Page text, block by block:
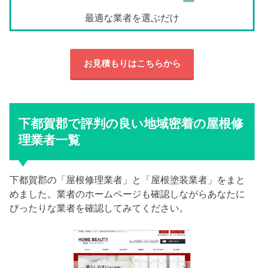
最適な業者を選ぶだけ
お見積もりはこちらから
下都賀郡で評判の良い地域密着の屋根修
理業者一覧
下都賀郡の「屋根修理業者」と「屋根塗装業者」をまと
めました。業者のホームページも確認しながらあなたに
ぴったりな業者を確認してみてください。